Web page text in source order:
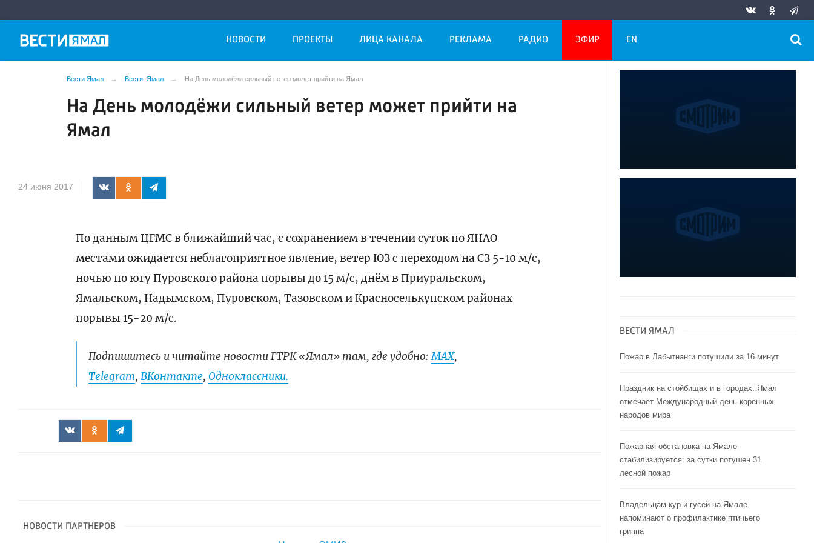
НОВОСТИ ПРОЕКТЫ ЛИЦА КАНАЛА РЕКЛАМА РАДИО ЭФИР EN
Вести Ямал Вести. Ямал На День молодёжи сильный ветер может прийти на Ямал
На День молодёжи сильный ветер может прийти на
Ямал
24 июня 2017
По данным ЦГМС в ближайший час, с сохранением в течении суток по ЯНАО
местами ожидается неблагоприятное явление, ветер ЮЗ с переходом на СЗ 5-10 м/с,
ночью по югу Пуровского района порывы до 15 м/с, днём в Приуральском,
Ямальском, Надымском, Пуровском, Тазовском и Красноселькупском районах
порывы 15-20 м/с.
Подпишитесь и читайте новости ГТРК «Ямал» там, где удобно:МАХ,
Telegram,ВКонтакте,Одноклассники.
НОВОСТИ ПАРТНЕРОВ
ВЕСТИ ЯМАЛ
Пожар в Лабытнанги потушили за 16 минут
Праздник на стойбищах и в городах: Ямал
отмечает Международный день коренных
народов мира
Пожарная обстановка на Ямале
стабилизируется: за сутки потушен 31
лесной пожар
Владельцам кур и гусей на Ямале
напоминают o профилактике птичьего
гриппа